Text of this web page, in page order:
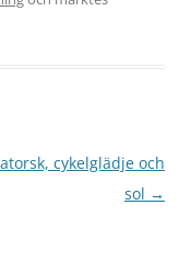
cykelglädje och
sol →